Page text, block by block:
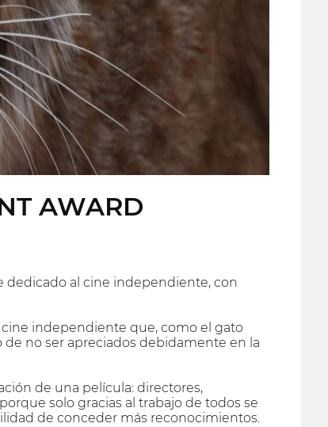
AWARD
dedicado al cine independiente, con
cine independiente que, como el gato
no ser apreciados debidamente en la
de una película: directores,
solo gracias al trabajo de todos se
de conceder más reconocimientos.